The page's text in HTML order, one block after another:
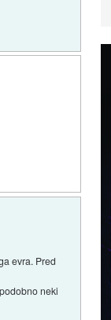
evra. Pred
neki